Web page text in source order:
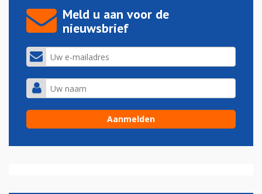
Meld u aan voor de
nieuwsbrief